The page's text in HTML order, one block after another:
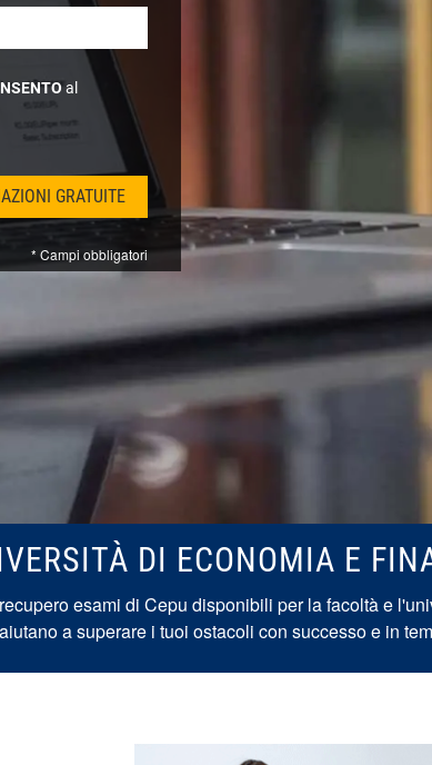
al
* Campi obbligatori
DI ECONOMIA E
esami di Cepu disponibili per la facoltà e
a superare i tuoi ostacoli con successo e in